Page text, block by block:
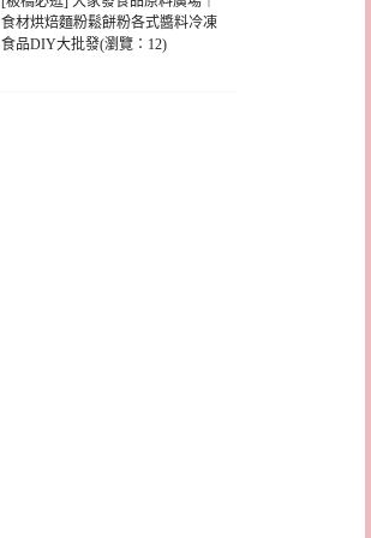
食材烘焙麵粉鬆餅粉各式醬料冷凍
食品DIY大批發(瀏覽：12)